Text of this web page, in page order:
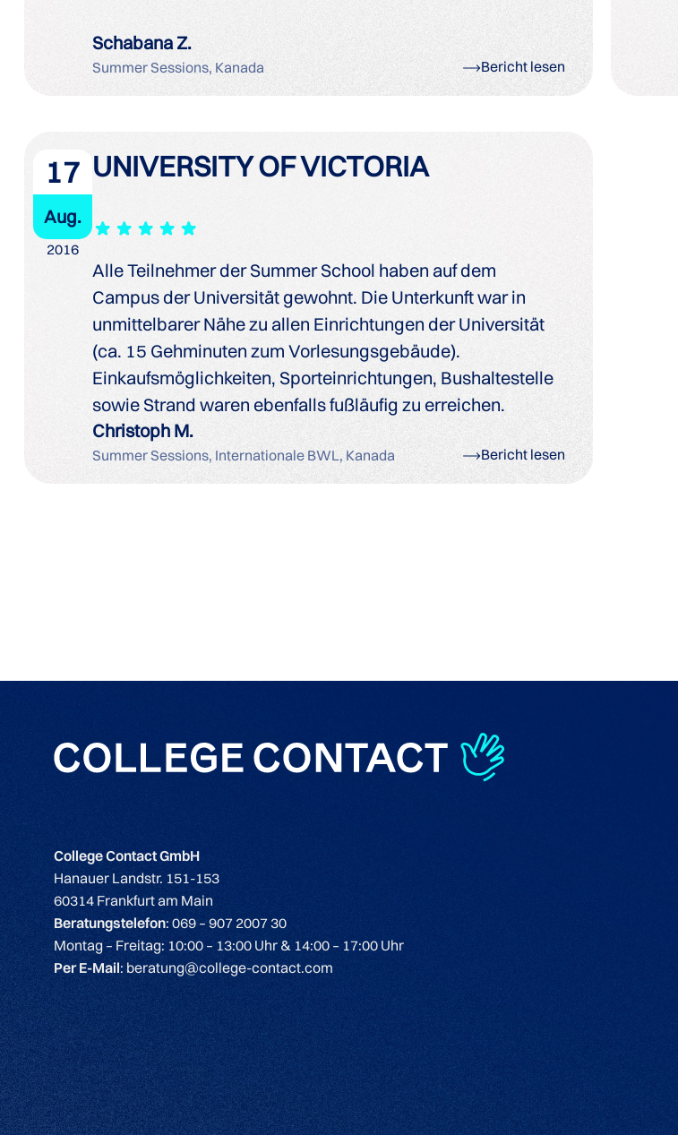
Schabana Z.
Summer Sessions, Kanada Bericht lesen
17
Aug.
2016
UNIVERSITY OF VICTORIA
Alle Teilnehmer der Summer School haben auf dem
Campus der Universität gewohnt. Die Unterkunft war in
unmittelbarer Nähe zu allen Einrichtungen der Universität
(ca. 15 Gehminuten zum Vorlesungsgebäude).
Einkaufsmöglichkeiten, Sporteinrichtungen, Bushaltestelle
sowie Strand waren ebenfalls fußläufig zu erreichen.
Christoph M.
Summer Sessions, Internationale BWL, Kanada Bericht lesen
College Contact GmbH
Hanauer Landstr. 151-153
60314 Frankfurt am Main
Beratungstelefon: 069 – 907 2007 30
Montag – Freitag: 10:00 – 13:00 Uhr & 14:00 – 17:00 Uhr
Per E-Mail: beratung@college-contact.com